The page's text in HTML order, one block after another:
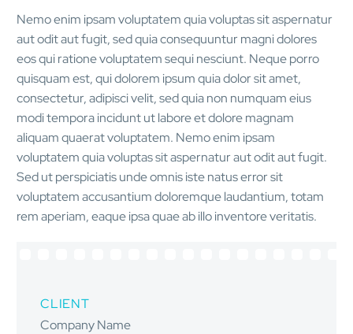
Nemo enim ipsam voluptatem quia voluptas sit aspernatur
aut odit aut fugit, sed quia consequuntur magni dolores
eos qui ratione voluptatem sequi nesciunt. Neque porro
quisquam est, qui dolorem ipsum quia dolor sit amet,
consectetur, adipisci velit, sed quia non numquam eius
modi tempora incidunt ut labore et dolore magnam
aliquam quaerat voluptatem. Nemo enim ipsam
voluptatem quia voluptas sit aspernatur aut odit aut fugit.
Sed ut perspiciatis unde omnis iste natus error sit
voluptatem accusantium doloremque laudantium, totam
rem aperiam, eaque ipsa quae ab illo inventore veritatis.
CLIENT
Company Name